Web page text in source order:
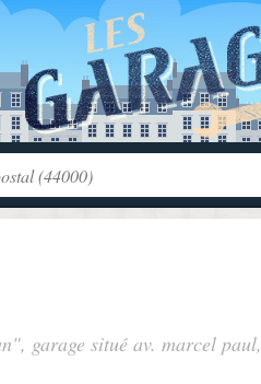
garage situé av. marcel paul,